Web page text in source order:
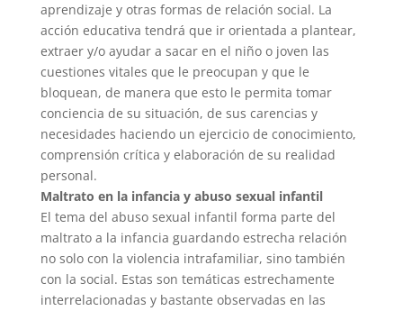
aprendizaje y otras formas de relación social. La
acción educativa tendrá que ir orientada a plantear,
extraer y/o ayudar a sacar en el niño o joven las
cuestiones vitales que le preocupan y que le
bloquean, de manera que esto le permita tomar
conciencia de su situación, de sus carencias y
necesidades haciendo un ejercicio de conocimiento,
comprensión crítica y elaboración de su realidad
personal.
Maltrato en la infancia y abuso sexual infantil
El tema del abuso sexual infantil forma parte del
maltrato a la infancia guardando estrecha relación
no solo con la violencia intrafamiliar, sino también
con la social. Estas son temáticas estrechamente
interrelacionadas y bastante observadas en las